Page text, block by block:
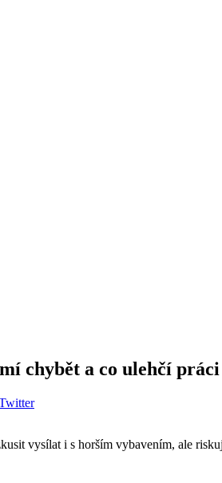
chybět a co ulehčí práci
vysílat i s horším vybavením, ale